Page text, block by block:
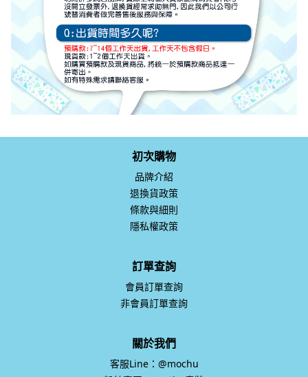
初次購物
品牌介紹
退換貨政策
條款與細則
隱私權政策
訂單查詢
會員訂單查詢
非會員訂單查詢
關於我們
客服Line：@mochu